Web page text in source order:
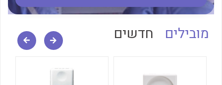
מובילים חדשים